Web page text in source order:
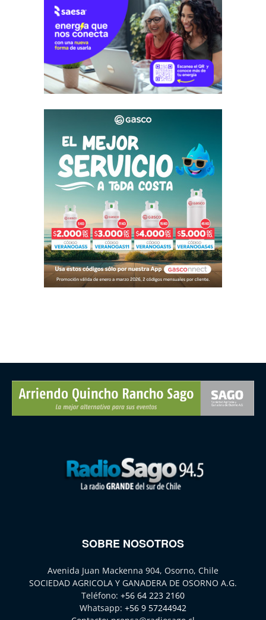
SOBRE NOSOTROS
Avenida Juan Mackenna 904, Osorno, Chile
SOCIEDAD AGRICOLA Y GANADERA DE OSORNO A.G.
Teléfono: +56 64 223 2160
Whatsapp: +56 9 57244942